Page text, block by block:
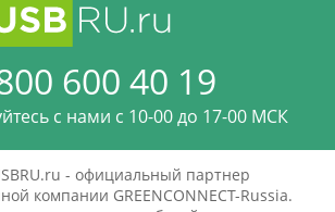
600 40 19
с нами c 10-00 до 17-00 МСК
- официальный партнер
компании GREENCONNECT-Russia.